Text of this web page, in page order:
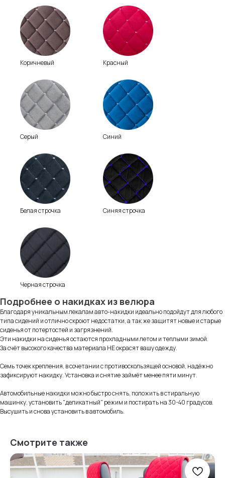
Коричневый Красный
Серый Синий
Белая строчка Синяя строчка
Черная строчка
Подробнее о накидках из велюра
Благодаря уникальным лекалам авто-накидки идеально подойдут для любого
типа сидений и отлично скроют недостатки, а так же защитят новые и старые
сиденья от потертостей и загрязнений.
Эти накидки на сиденья остаются прохладными летом и теплыми зимой.
За счёт высокого качества материала НЕ окрасят вашу одежду.
Семь точек крепления, в сочетании с противоскользящей основой, надёжно
зафиксируют накидку. Установка и снятие займёт менее пяти минут.
Автомобильные накидки можно быстро снять, положить в стиральную
машинку, установить "деликатный" режим и постирать на 30-40 градусов.
Высушить и снова установить в автомобиль.
Смотрите также
для покупателей
Нам доверяют Читать
отзывы